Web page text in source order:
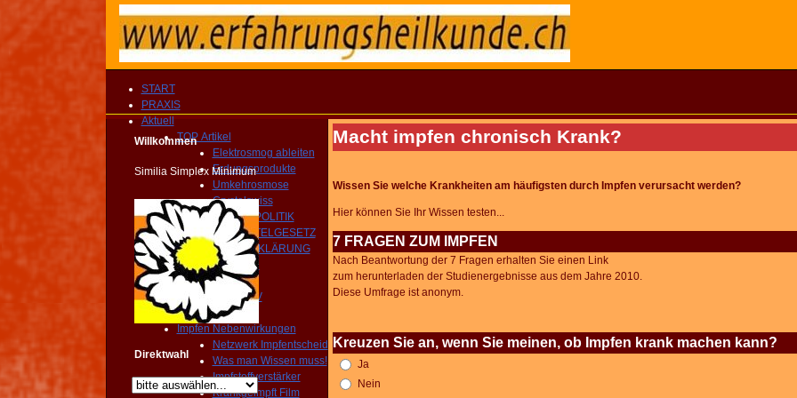
START
PRAXIS
Aktuell
TOP Artikel
Elektrosmog ableiten
Erdungsprodukte
Umkehrosmose
Crystalswiss
GESUNDHEITSPOLITIK
HEILMITTELGESETZ
IMPFAUFKLÄRUNG
YOUTUBE Kanal
IMPRESSIONEN
MEDIEN ARCHIV
Homöopathie TV
Impfen Nebenwirkungen
Netzwerk Impfentscheid
Was man Wissen muss!
Impfstoffverstärker
Krankgeimpft Film
Willkommen
Similia Simplex Minimum
Direktwahl
Macht impfen chronisch Krank?
Wissen Sie welche Krankheiten am häufigsten durch Impfen verursacht werden?
Hier können Sie Ihr Wissen testen...
7 FRAGEN ZUM IMPFEN
Nach Beantwortung der 7 Fragen erhalten Sie einen Link
zum herunterladen der Studienergebnisse aus dem Jahre 2010.
Diese Umfrage ist anonym.
Kreuzen Sie an, wenn Sie meinen, ob Impfen krank machen kann?
Ja
Nein